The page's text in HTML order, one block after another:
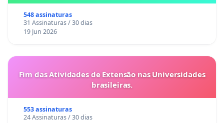
548 assinaturas
31 Assinaturas / 30 dias
19 Jun 2026
Fim das Atividades de Extensão nas Universidades
brasileiras.
553 assinaturas
24 Assinaturas / 30 dias